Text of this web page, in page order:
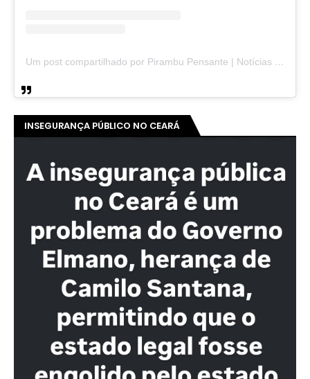
Um post compartilhado por Pirambu Pensante | Notícias & Entretenimento (@pirambupensante)
INSEGURANÇA PÚBLICO NO CEARÁ